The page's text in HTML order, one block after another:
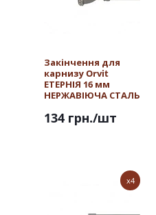
Закінчення для
карнизу Orvit
ЕТЕРНІЯ 16 мм
НЕРЖАВІЮЧА СТАЛЬ
134 грн./шт
x4